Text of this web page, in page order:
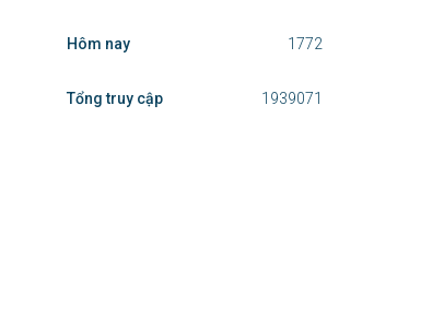
Hôm nay 1772
Tổng truy cập 1939071